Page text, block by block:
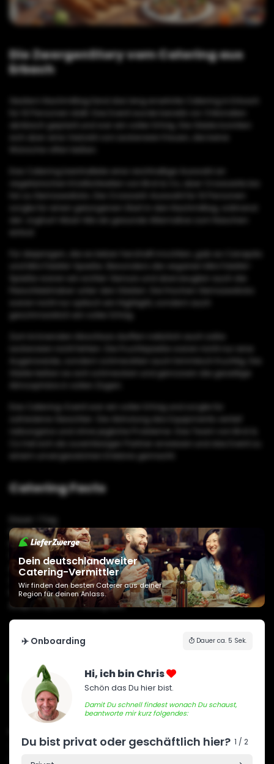
Die ZwergenStory vom Catering aus
Erbach
Gestern Nachmittag fand das lang ersehnte Catering in Erbach
akribisch geplant und war ein voller Erfolg. Die Gäste konnten
Das Catering beinhaltete eine reichhaltige Auswahl an
vegetarischen Köstlichkeiten von Brot & Co, über Croissants bis
sorgte für einen gelungenen Start in den Nachmittag, während
der Joghurt-Müsli-Mix als gesunde Alternative zum Naschen
Für diejenigen, die es lieber herzhaft mochten, gab es Canapés
und Mini Falafel-Spieße. Besonders die veganen Mini Falafel-
Spieße waren ein echter Genuss und überzeugten auch die
waren nicht nur optisch ein Highlight, sondern auch
geschmacklich ein voller Erfolg.
Leckereien nicht fehlen. Die Fruchtspieße waren nicht nur eine
Augenweide, sondern schmeckten auch himmlisch fruchtig. Die
Gäste ließen es sich schmecken und genossen die gesellige
Atmosphäre in vollen Zügen.
Das Catering-Event war ein voller Erfolg und sorgte für
zufriedene Gesichter. Die Abholung des Equipments verlief
reibungslos und ohne jegliche Probleme. Das Team von Brot &
Co hat sich als zuverlässiger Partner erwiesen und das Event zu
einem unvergesslichen Erlebnis gemacht.
Catering Facts
Dauer: 1 Tag
Personen: 10
Preis: 586,00€
Typ: Firma
Anlass: Catering
Ort: Erbach
Planung: 3 Monate im Vorraus
Ansprechpartner: Zwerg Mila
Service & Qualität auf höchstem Niveau. Flexibel, zuverlässig &
Dein deutschlandweiter
Catering-Vermittler
Wir finden den besten Caterer aus deiner
Region für deinen Anlass.
✈️ Onboarding Dauer ca. 5 Sek.
Hi, ich bin Chris
Schön das Du hier bist.
Damit Du schnell findest wonach Du schaust,
beantworte mir kurz folgendes:
Du bist privat oder geschäftlich hier? 1 / 2